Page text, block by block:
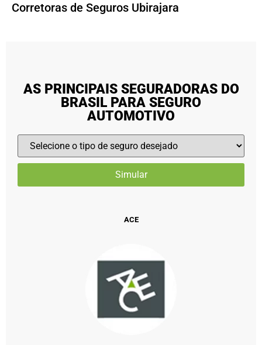
Corretoras de Seguros Ubirajara
AS PRINCIPAIS SEGURADORAS DO
BRASIL PARA SEGURO
AUTOMOTIVO
ACE